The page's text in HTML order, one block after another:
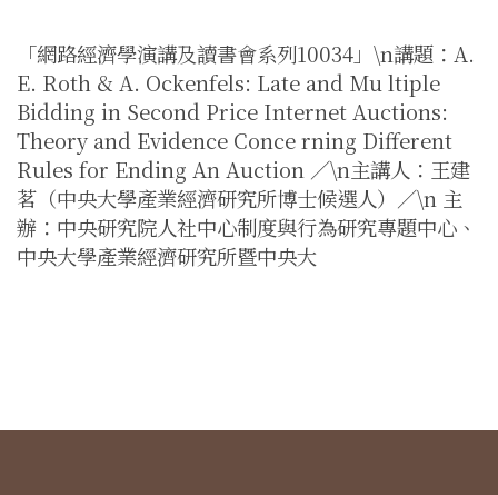
「網路經濟學演講及讀書會系列10034」\n講題：A.
E. Roth & A. Ockenfels: Late and Mu ltiple
Bidding in Second Price Internet Auctions:
Theory and Evidence Conce rning Different
Rules for Ending An Auction ／\n主講人：王建
茗（中央大學產業經濟研究所博士候選人）／\n 主
辦：中央研究院人社中心制度與行為研究專題中心、
中央大學產業經濟研究所暨中央大